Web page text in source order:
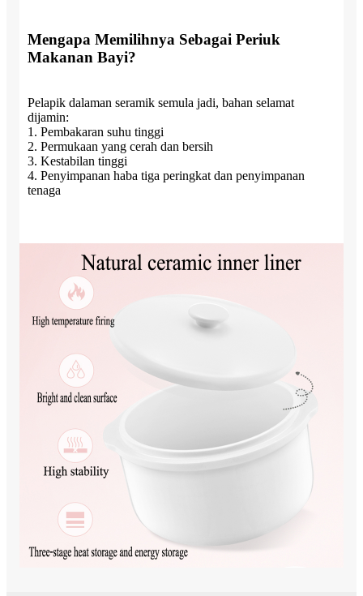
Mengapa Memilihnya Sebagai Periuk
Makanan Bayi?
Pelapik dalaman seramik semula jadi, bahan selamat
dijamin:
1. Pembakaran suhu tinggi
2. Permukaan yang cerah dan bersih
3. Kestabilan tinggi
4. Penyimpanan haba tiga peringkat dan penyimpanan
tenaga